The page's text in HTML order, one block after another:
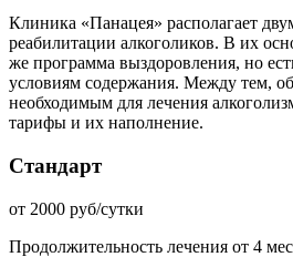
Клиника «Панацея» располагает
реабилитации алкоголиков. В их
же программа выздоровления, но
условиям содержания. Между тем,
необходимым для лечения
тарифы и их наполнение.
Стандарт
от 2000 руб/сутки
Продолжительность лечения от 4